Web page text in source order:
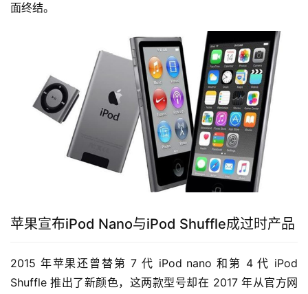
面终结。
苹果宣布iPod Nano与iPod Shuffle成过时产品
2015 年苹果还曾替第 7 代 iPod nano 和第 4 代 iPod
Shuffle 推出了新颜色，这两款型号却在 2017 年从官方网